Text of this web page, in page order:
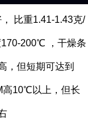
比重1.41-1.43克/
170-200℃ ，干燥条
，但短期可达到
高10℃以上，但长